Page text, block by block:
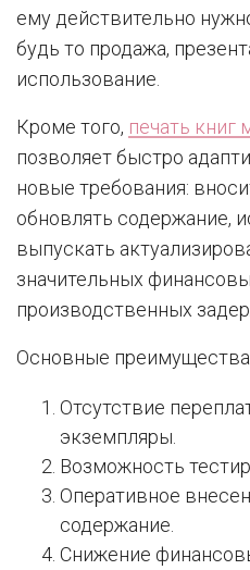
ему действительно
будь то продажа,
использование.
Кроме того, печать
позволяет быстро
новые требования:
обновлять содержание,
выпускать
значительных
производственных
Основные преимущества
Отсутствие
экземпляры.
Возможность
Оперативное
содержание.
Снижение